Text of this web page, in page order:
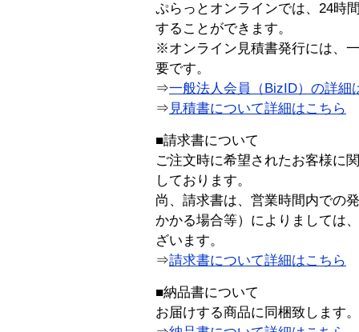
ぷらっとオンラインでは、24時
することができます。
※オンライン見積書発行には、
要です。
⇒一般法人会員（BizID）の詳細
⇒ 見積書について詳細はこちら
■請求書について
ご注文時に希望されたお客様に
しております。
尚、請求書は、営業時間内での
かかる場合等）によりましては
ざいます。
⇒請求書について詳細はこちら
■納品書について
お届けする商品に同梱致します。